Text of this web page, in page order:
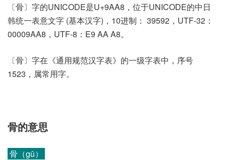
〔骨〕字的UNICODE是U+9AA8，位于UNICODE的中日
韩统一表意文字 (基本汉字)，10进制： 39592，UTF-32：
00009AA8，UTF-8：E9 AA A8。
〔骨〕字在《通用规范汉字表》的一级字表中，序号
1523，属常用字。
骨的意思
骨（gǔ）